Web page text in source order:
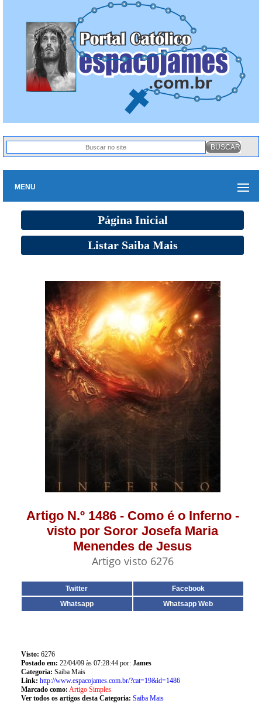
MENU
Página Inicial
Listar Saiba Mais
Artigo N.º 1486 - Como é o Inferno -
visto por Soror Josefa Maria
Menendes de Jesus
Artigo visto 6276
Twitter
Facebook
Whatsapp
Whatsapp Web
Visto: 6276
Postado em: 22/04/09 às 07:28:44 por: James
Categoria: Saiba Mais
Link: http://www.espacojames.com.br/?cat=19&id=1486
Marcado como: Artigo Simples
Ver todos os artigos desta Categoria: Saiba Mais